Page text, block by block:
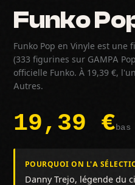
Funko
Funko Pop en Vinyle est
(333 figurines sur GAMPA
officielle Funko. À 19,39 €,
Autres.
19,39 €
POURQUOI ON L'A
Danny Trejo, légende du